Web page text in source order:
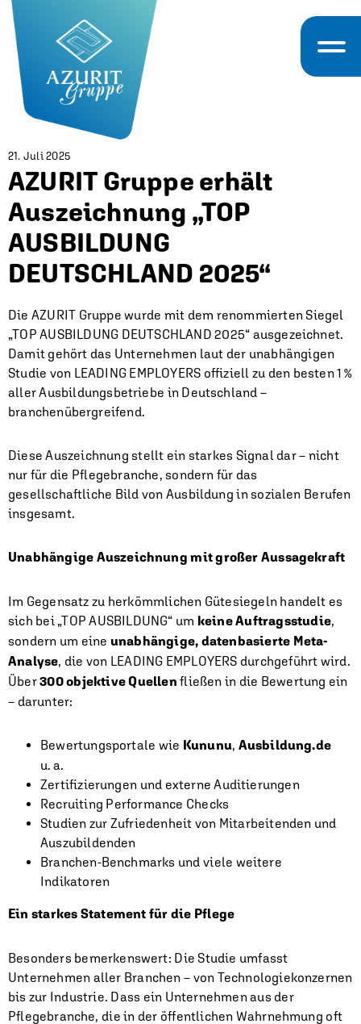
21. Juli 2025
AZURIT Gruppe erhält
Auszeichnung „TOP
AUSBILDUNG
DEUTSCHLAND 2025“
Die AZURIT Gruppe wurde mit dem renommierten Siegel
„TOP AUSBILDUNG DEUTSCHLAND 2025“ ausgezeichnet.
Damit gehört das Unternehmen laut der unabhängigen
Studie von LEADING EMPLOYERS offiziell zu den besten 1 %
aller Ausbildungsbetriebe in Deutschland –
branchenübergreifend.
Diese Auszeichnung stellt ein starkes Signal dar – nicht
nur für die Pflegebranche, sondern für das
gesellschaftliche Bild von Ausbildung in sozialen Berufen
insgesamt.
Unabhängige Auszeichnung mit großer Aussagekraft
Im Gegensatz zu herkömmlichen Gütesiegeln handelt es
sich bei „TOP AUSBILDUNG“ um keine Auftragsstudie,
sondern um eine unabhängige, datenbasierte Meta-
Analyse, die von LEADING EMPLOYERS durchgeführt wird.
Über300 objektive Quellen fließen in die Bewertung ein
– darunter:
Bewertungsportale wie Kununu, Ausbildung.de
u. a.
Zertifizierungen und externe Auditierungen
Recruiting Performance Checks
Studien zur Zufriedenheit von Mitarbeitenden und
Auszubildenden
Branchen-Benchmarks und viele weitere
Indikatoren
Ein starkes Statement für die Pflege
Besonders bemerkenswert: Die Studie umfasst
Unternehmen aller Branchen – von Technologiekonzernen
bis zur Industrie. Dass ein Unternehmen aus der
Pflegebranche, die in der öffentlichen Wahrnehmung oft